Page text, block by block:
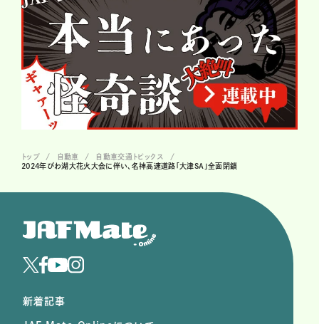
トップ 自動車
自動車交通トピックス
2024年びわ湖大花火大会に伴い、名神高速道路「大津SA」全面閉鎖
新着記事